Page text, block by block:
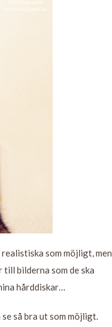
som möjligt, men
bilderna som de ska
hårddiskar…
så bra ut som möjligt.